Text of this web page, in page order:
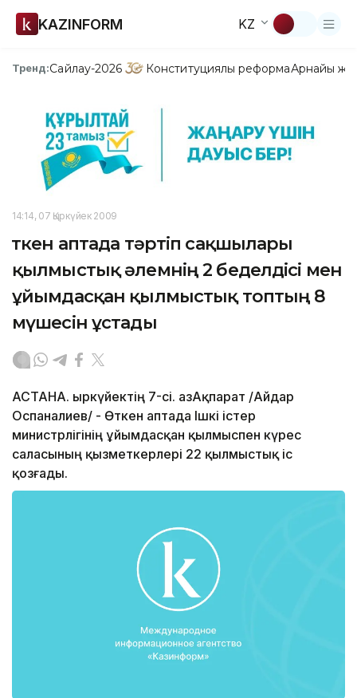
KAZINFORM KZ
Тренд:Сайлау-2026 Конституциялық реформаАрнайы
14:14, 07 Қыркүйек 2009
Өткен аптада тәртіп сақшылары
қылмыстық әлемнің 2 беделдісі мен
ұйымдасқан қылмыстық топтың 8
мүшесін ұстады
АСТАНА. Қыркүйектің 7-сі. ҚазАқпарат /Айдар
Оспаналиев/ - Өткен аптада Ішкі істер
министрлігінің ұйымдасқан қылмыспен күрес
саласының қызметкерлері 22 қылмыстық іс
қозғады.